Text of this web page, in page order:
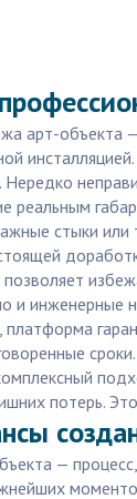
арт-
реальным
стыки
позволяет
и инженерные
платформа
потерь.
—